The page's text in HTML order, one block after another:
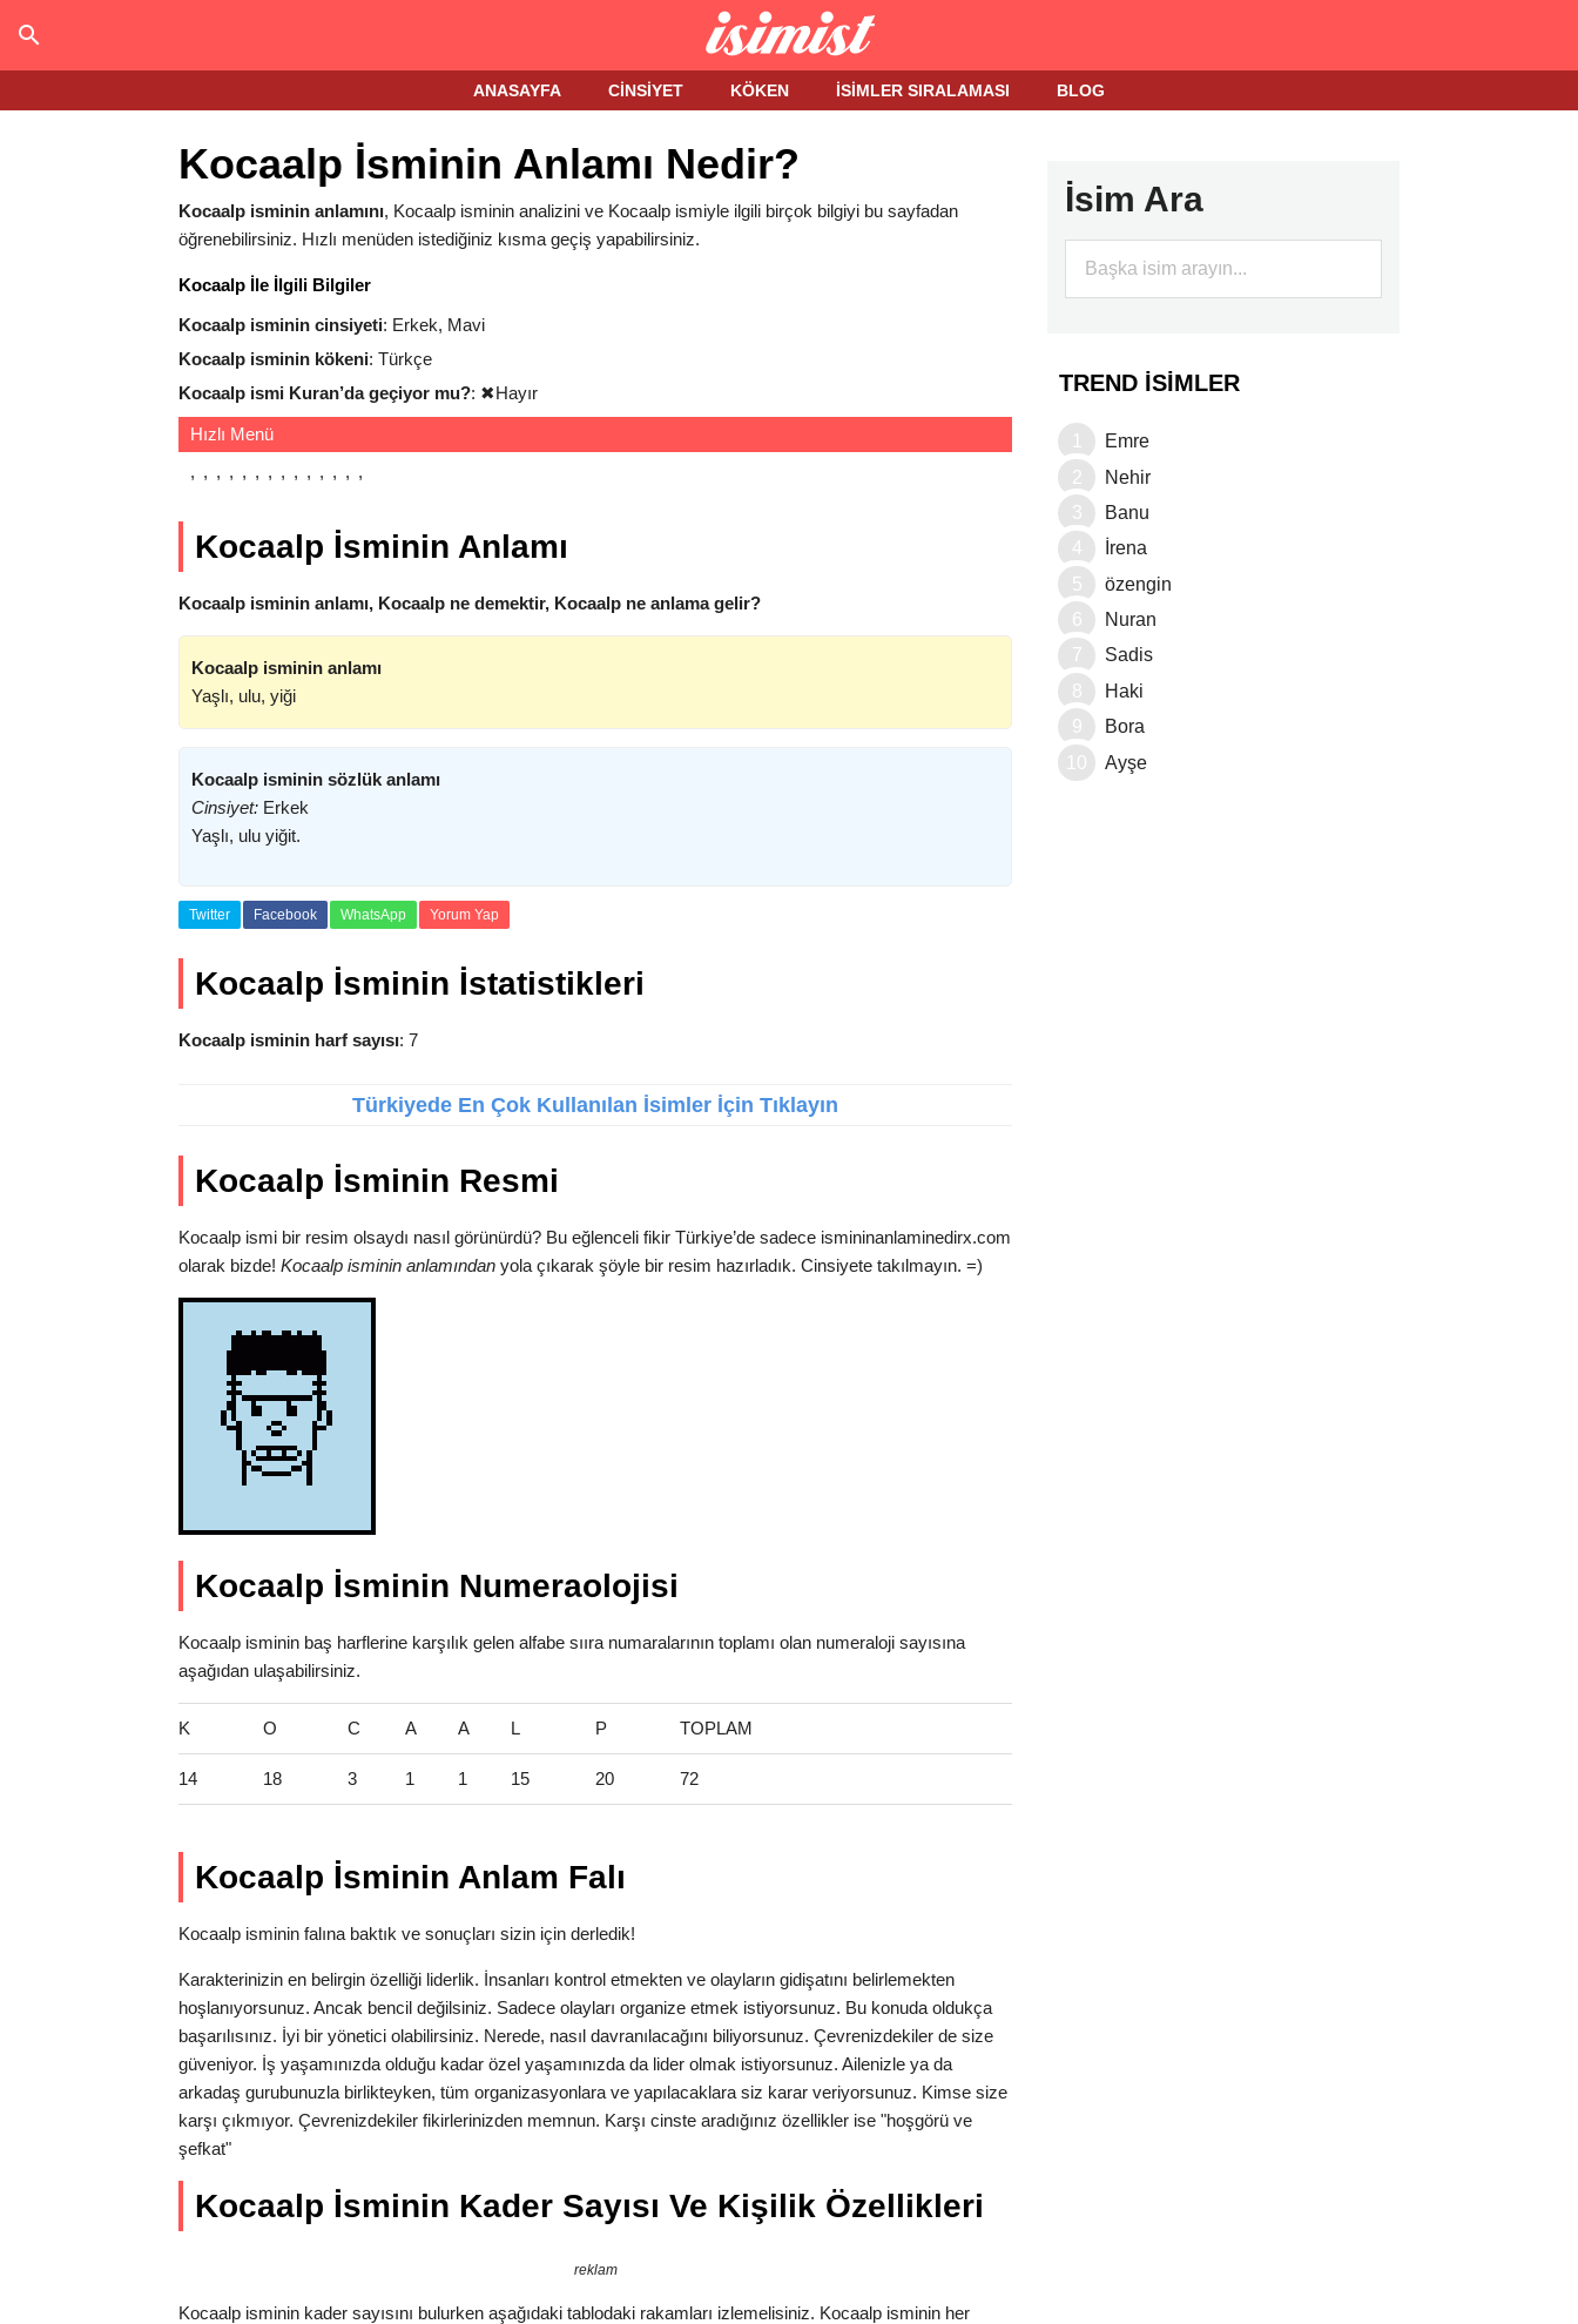
ANASAYFA CINSIYET KÖKEN İSIMLER SIRALAMASI BLOG
Kocaalp İsminin Anlamı Nedir?
Kocaalp isminin anlamını, Kocaalp isminin analizini ve Kocaalp ismiyle ilgili birçok bilgiyi bu sayfadan
öğrenebilirsiniz. Hızlı menüden istediğiniz kısma geçiş yapabilirsiniz.
Kocaalp İle İlgili Bilgiler
Kocaalp isminin cinsiyeti: Erkek, Mavi
Kocaalp isminin kökeni: Türkçe
Kocaalp ismi Kuran’da geçiyor mu?: ✖Hayır
Hızlı Menü
Kocaalp İsminin Anlamı
Kocaalp isminin anlamı, Kocaalp ne demektir, Kocaalp ne anlama gelir?
Kocaalp isminin anlamı
Yaşlı, ulu, yiği
Kocaalp isminin sözlük anlamı
Cinsiyet: Erkek
Yaşlı, ulu yiğit.
Twitter Facebook WhatsApp Yorum Yap
Kocaalp İsminin İstatistikleri
Kocaalp isminin harf sayısı: 7
Türkiyede En Çok Kullanılan İsimler İçin Tıklayın
Kocaalp İsminin Resmi
Kocaalp ismi bir resim olsaydı nasıl görünürdü? Bu eğlenceli fikir Türkiye’de sadece ismininanlaminedirx.com
olarak bizde! Kocaalp isminin anlamından yola çıkarak şöyle bir resim hazırladık. Cinsiyete takılmayın. =)
Kocaalp İsminin Numeraolojisi
Kocaalp isminin baş harflerine karşılık gelen alfabe sııra numaralarının toplamı olan numeraloji sayısına
aşağıdan ulaşabilirsiniz.
K O C A A L P TOPLAM
14 18 3 1 1 15 20 72
Kocaalp İsminin Anlam Falı
Kocaalp isminin falına baktık ve sonuçları sizin için derledik!
Karakterinizin en belirgin özelliği liderlik. İnsanları kontrol etmekten ve olayların gidişatını belirlemekten
hoşlanıyorsunuz. Ancak bencil değilsiniz. Sadece olayları organize etmek istiyorsunuz. Bu konuda oldukça
başarılısınız. İyi bir yönetici olabilirsiniz. Nerede, nasıl davranılacağını biliyorsunuz. Çevrenizdekiler de size
güveniyor. İş yaşamınızda olduğu kadar özel yaşamınızda da lider olmak istiyorsunuz. Ailenizle ya da
arkadaş gurubunuzla birlikteyken, tüm organizasyonlara ve yapılacaklara siz karar veriyorsunuz. Kimse size
karşı çıkmıyor. Çevrenizdekiler fikirlerinizden memnun. Karşı cinste aradığınız özellikler ise "hoşgörü ve
şefkat"
Kocaalp İsminin Kader Sayısı Ve Kişilik Özellikleri
reklam
Kocaalp isminin kader sayısını bulurken aşağıdaki tablodaki rakamları izlemelisiniz. Kocaalp isminin her
İsim Ara
TREND İSIMLER
Emre
Nehir
Banu
İrena
özengin
Nuran
Sadis
Haki
Bora
Ayşe